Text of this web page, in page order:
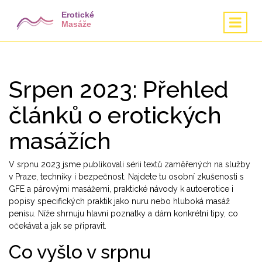
Srpen 2023: Přehled
článků o erotických
masážích
V srpnu 2023 jsme publikovali sérii textů zaměřených na služby
v Praze, techniky i bezpečnost. Najdete tu osobní zkušenosti s
GFE a párovými masážemi, praktické návody k autoerotice i
popisy specifických praktik jako nuru nebo hluboká masáž
penisu. Níže shrnuju hlavní poznatky a dám konkrétní tipy, co
očekávat a jak se připravit.
Co vyšlo v srpnu